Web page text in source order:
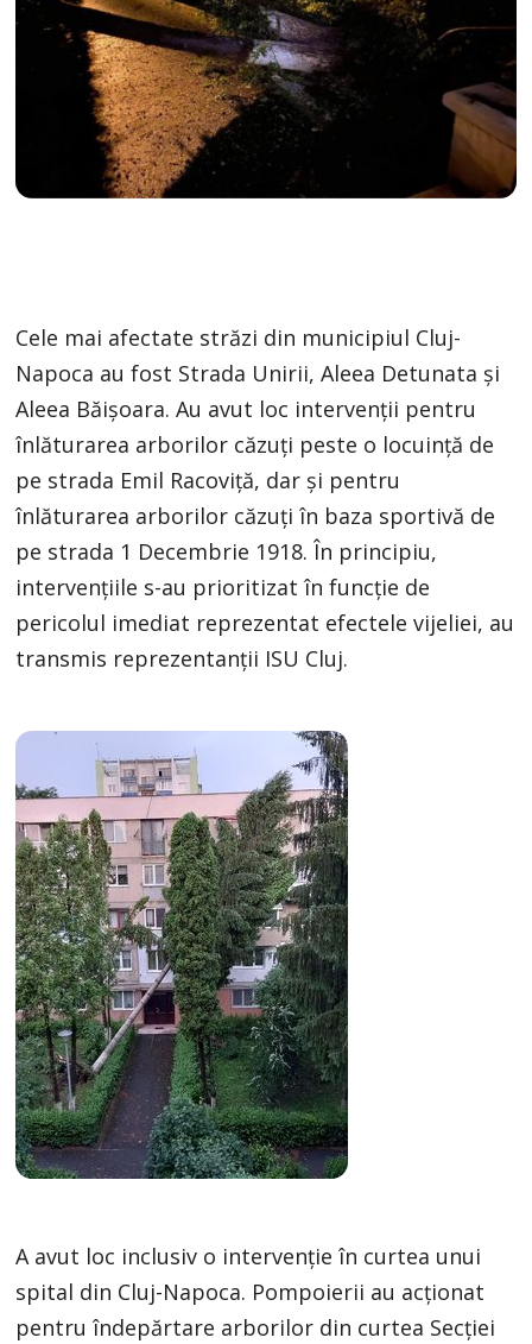
Cele mai afectate străzi din municipiul Cluj-
Napoca au fost Strada Unirii, Aleea Detunata și
Aleea Băișoara. Au avut loc intervenţii pentru
înlăturarea arborilor căzuţi peste o locuință de
pe strada Emil Racoviță, dar şi pentru
înlăturarea arborilor căzuți în baza sportivă de
pe strada 1 Decembrie 1918. În principiu,
intervențiile s-au prioritizat în funcție de
pericolul imediat reprezentat efectele vijeliei, au
transmis reprezentanţii ISU Cluj.
A avut loc inclusiv o intervenţie în curtea unui
spital din Cluj-Napoca. Pompoierii au acţionat
pentru îndepărtare arborilor din curtea Secției